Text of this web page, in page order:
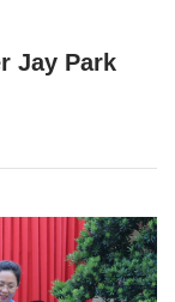
Jay Park